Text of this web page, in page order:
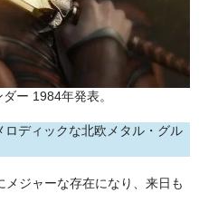
ー 1984年発表。
ロディックな北欧メタル・グル
ジャーな存在になり、来日も